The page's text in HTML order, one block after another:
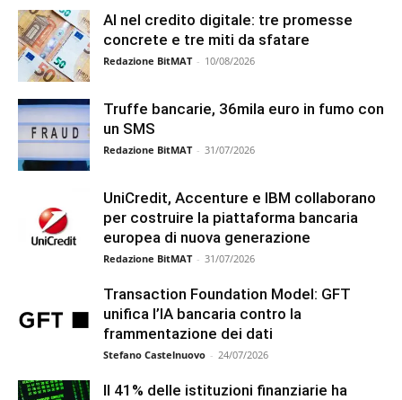
AI nel credito digitale: tre promesse
concrete e tre miti da sfatare
Redazione BitMAT - 10/08/2026
Truffe bancarie, 36mila euro in fumo con
un SMS
Redazione BitMAT - 31/07/2026
UniCredit, Accenture e IBM collaborano
per costruire la piattaforma bancaria
europea di nuova generazione
Redazione BitMAT - 31/07/2026
Transaction Foundation Model: GFT
unifica l’IA bancaria contro la
frammentazione dei dati
Stefano Castelnuovo - 24/07/2026
Il 41% delle istituzioni finanziarie ha